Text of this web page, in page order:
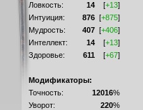
Ловкость:
14 [+13]
Интуиция:
876 [+875]
Мудрость:
407 [+406]
Интеллект:
14 [+13]
Здоровье:
611 [+67]
Модификаторы:
Точность:
12016%
Уворот:
220%